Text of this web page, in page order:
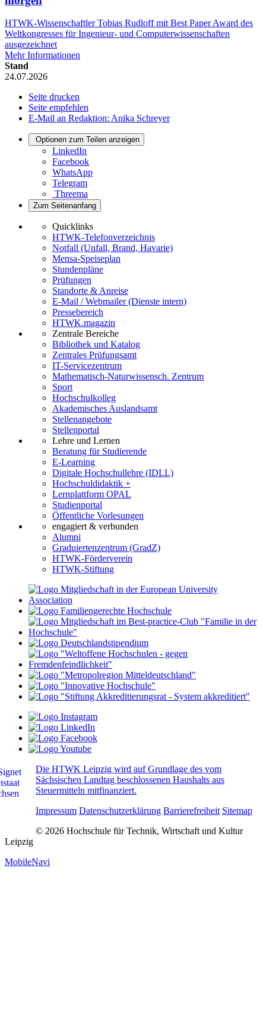
HTWK-Wissenschaftler Tobias Rudloff mit Best Paper Award des
Weltkongresses für Ingenieur- und Computerwissenschaften
ausgezeichnet
Mehr Informationen
Stand
24.07.2026
Seite drucken
Seite empfehlen
E-Mail an Redaktion: Anika Schreyer
Optionen zum Teilen anzeigen
LinkedIn
Facebook
WhatsApp
Telegram
Threema
Zum Seitenanfang
Quicklinks
HTWK-Telefonverzeichnis
Notfall (Unfall, Brand, Havarie)
Mensa-Speiseplan
Stundenpläne
Prüfungen
Standorte & Anreise
E-Mail / Webmailer (Dienste intern)
Pressebereich
HTWK.magazin
Zentrale Bereiche
Bibliothek und Katalog
Zentrales Prüfungsamt
IT-Servicezentrum
Mathematisch-Naturwissensch. Zentrum
Sport
Hochschulkolleg
Akademisches Auslandsamt
Stellenangebote
Stellenportal
Lehre und Lernen
Beratung für Studierende
E-Learning
Digitale Hochschullehre (IDLL)
Hochschuldidaktik +
Lernplattform OPAL
Studienportal
Öffentliche Vorlesungen
engagiert & verbunden
Alumni
Graduiertenzentrum (GradZ)
HTWK-Förderverein
HTWK-Stiftung
Die HTWK Leipzig wird auf Grundlage des vom
Sächsischen Landtag beschlossenen Haushalts aus
Steuermitteln mitfinanziert.
Impressum Datenschutzerklärung Barrierefreiheit Sitemap
© 2026 Hochschule für Technik, Wirtschaft und Kultur
Leipzig
MobileNavi